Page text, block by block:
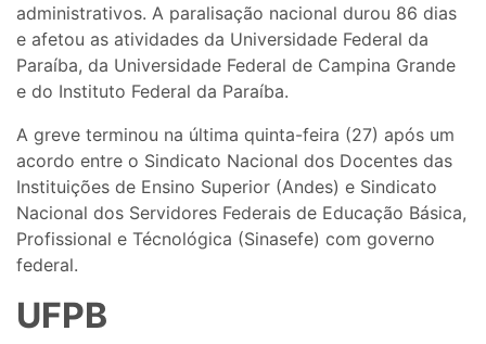
administrativos. A paralisação nacional durou 86 dias
e afetou as atividades da Universidade Federal da
Paraíba, da Universidade Federal de Campina Grande
e do Instituto Federal da Paraíba.
A greve terminou na última quinta-feira (27) após um
acordo entre o Sindicato Nacional dos Docentes das
Instituições de Ensino Superior (Andes) e Sindicato
Nacional dos Servidores Federais de Educação Básica,
Profissional e Técnológica (Sinasefe) com governo
federal.
UFPB